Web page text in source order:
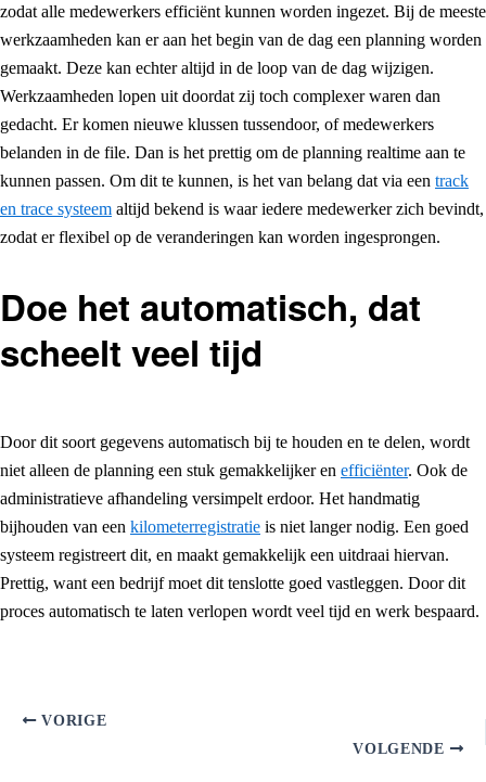
zodat alle medewerkers efficiënt kunnen worden ingezet. Bij de meeste
werkzaamheden kan er aan het begin van de dag een planning worden
gemaakt. Deze kan echter altijd in de loop van de dag wijzigen.
Werkzaamheden lopen uit doordat zij toch complexer waren dan
gedacht. Er komen nieuwe klussen tussendoor, of medewerkers
belanden in de file. Dan is het prettig om de planning realtime aan te
kunnen passen. Om dit te kunnen, is het van belang dat via een track
en trace systeem altijd bekend is waar iedere medewerker zich bevindt,
zodat er flexibel op de veranderingen kan worden ingesprongen.
Doe het automatisch, dat
scheelt veel tijd
Door dit soort gegevens automatisch bij te houden en te delen, wordt
niet alleen de planning een stuk gemakkelijker en efficiënter. Ook de
administratieve afhandeling versimpelt erdoor. Het handmatig
bijhouden van een kilometerregistratie is niet langer nodig. Een goed
systeem registreert dit, en maakt gemakkelijk een uitdraai hiervan.
Prettig, want een bedrijf moet dit tenslotte goed vastleggen. Door dit
proces automatisch te laten verlopen wordt veel tijd en werk bespaard.
VORIGE
VOLGENDE